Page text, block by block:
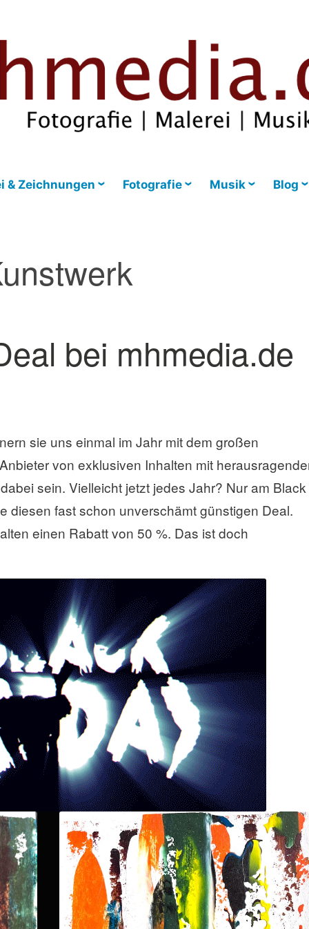
& Zeichnungen Fotografie Musik Blog
bei mhmedia.de
sie uns einmal im Jahr mit dem großen
von exklusiven Inhalten mit
sein. Vielleicht jetzt jedes Jahr? Nur am Black
diesen fast schon unverschämt günstigen Deal.
einen Rabatt von 50 %. Das ist doch